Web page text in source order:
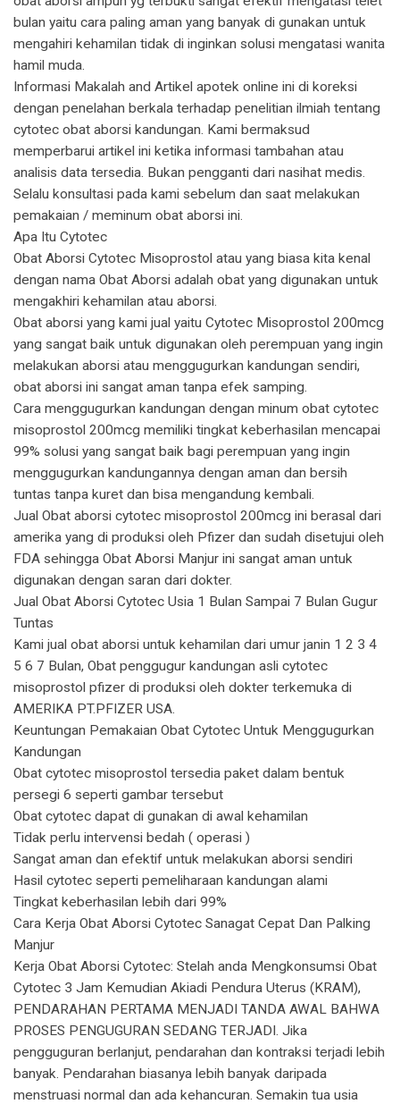
bulan yaitu cara paling aman yang banyak di gunakan untuk
mengahiri kehamilan tidak di inginkan solusi mengatasi wanita
hamil muda.
Informasi Makalah and Artikel apotek online ini di koreksi
dengan penelahan berkala terhadap penelitian ilmiah tentang
cytotec obat aborsi kandungan. Kami bermaksud
memperbarui artikel ini ketika informasi tambahan atau
analisis data tersedia. Bukan pengganti dari nasihat medis.
Selalu konsultasi pada kami sebelum dan saat melakukan
pemakaian / meminum obat aborsi ini.
Apa Itu Cytotec
Obat Aborsi Cytotec Misoprostol atau yang biasa kita kenal
dengan nama Obat Aborsi adalah obat yang digunakan untuk
mengakhiri kehamilan atau aborsi.
Obat aborsi yang kami jual yaitu Cytotec Misoprostol 200mcg
yang sangat baik untuk digunakan oleh perempuan yang ingin
melakukan aborsi atau menggugurkan kandungan sendiri,
obat aborsi ini sangat aman tanpa efek samping.
Cara menggugurkan kandungan dengan minum obat cytotec
misoprostol 200mcg memiliki tingkat keberhasilan mencapai
99% solusi yang sangat baik bagi perempuan yang ingin
menggugurkan kandungannya dengan aman dan bersih
tuntas tanpa kuret dan bisa mengandung kembali.
Jual Obat aborsi cytotec misoprostol 200mcg ini berasal dari
amerika yang di produksi oleh Pfizer dan sudah disetujui oleh
FDA sehingga Obat Aborsi Manjur ini sangat aman untuk
digunakan dengan saran dari dokter.
Jual Obat Aborsi Cytotec Usia 1 Bulan Sampai 7 Bulan Gugur
Tuntas
Kami jual obat aborsi untuk kehamilan dari umur janin 1 2 3 4
5 6 7 Bulan, Obat penggugur kandungan asli cytotec
misoprostol pfizer di produksi oleh dokter terkemuka di
AMERIKA PT.PFIZER USA.
Keuntungan Pemakaian Obat Cytotec Untuk Menggugurkan
Kandungan
Obat cytotec misoprostol tersedia paket dalam bentuk
persegi 6 seperti gambar tersebut
Obat cytotec dapat di gunakan di awal kehamilan
Tidak perlu intervensi bedah ( operasi )
Sangat aman dan efektif untuk melakukan aborsi sendiri
Hasil cytotec seperti pemeliharaan kandungan alami
Tingkat keberhasilan lebih dari 99%
Cara Kerja Obat Aborsi Cytotec Sanagat Cepat Dan Palking
Manjur
Kerja Obat Aborsi Cytotec: Stelah anda Mengkonsumsi Obat
Cytotec 3 Jam Kemudian Akiadi Pendura Uterus (KRAM),
PENDARAHAN PERTAMA MENJADI TANDA AWAL BAHWA
PROSES PENGUGURAN SEDANG TERJADI. Jika
pengguguran berlanjut, pendarahan dan kontraksi terjadi lebih
banyak. Pendarahan biasanya lebih banyak daripada
menstruasi normal dan ada kehancuran. Semakin tua usia